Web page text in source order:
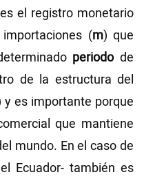
el registro monetario
(m) que
periodode
de la estructura del
y es importante porque
que mantiene
mundo. En el caso de
Ecuador- también es